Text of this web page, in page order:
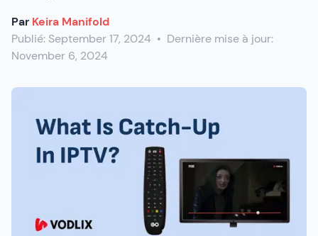
Par Keira Manifold
Publié: September 17, 2024 • Dernière mise à jour:
November 6, 2024